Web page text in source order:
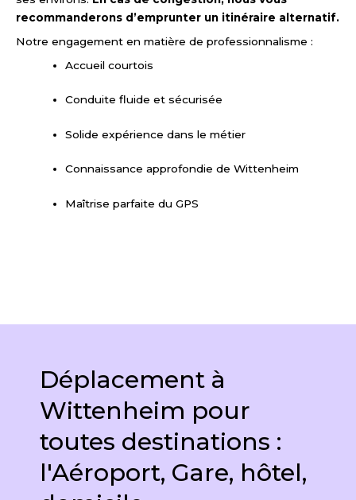
recommanderons d’emprunter un itinéraire alternatif.
Notre engagement en matière de professionnalisme :
Accueil courtois
Conduite fluide et sécurisée
Solide expérience dans le métier
Connaissance approfondie de Wittenheim
Maîtrise parfaite du GPS
Déplacement à
Wittenheim pour
toutes destinations :
l'Aéroport, Gare, hôtel,